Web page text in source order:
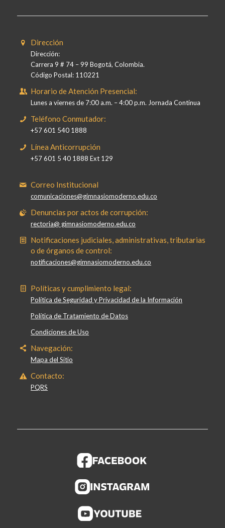
Dirección
Dirección:
Carrera 9 # 74 – 99 Bogotá, Colombia.
Código Postal: 110221
Horario de Atención Presencial:
Lunes a viernes de 7:00 a.m. – 4:00 p.m. Jornada Continua
Teléfono Conmutador:
+57 601 540 1888
Línea Anticorrupción
+57 601 5 40 1888 Ext 129
Correo Institucional
comunicaciones@gimnasiomoderno.edu.co
Denuncias por actos de corrupción:
rectoria@ gimnasiomoderno.edu.co
Notificaciones judiciales, administrativas, tributarias
o de órganos de control:
notificaciones@gimnasiomoderno.edu.co
Políticas y cumplimiento legal:
Política de Seguridad y Privacidad de la Información
Política de Tratamiento de Datos
Condiciones de Uso
Navegación:
Mapa del Sitio
Contacto:
PQRS